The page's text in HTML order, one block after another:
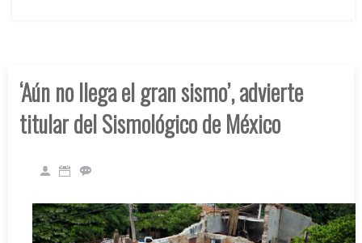
‘Aún no llega el gran sismo’, advierte
titular del Sismológico de México